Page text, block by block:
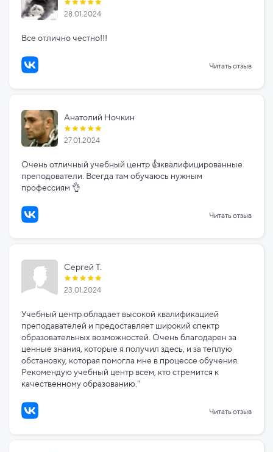
28.01.2024
Все отлично честно!!!
Читать отзыв
Анатолий Ночкин
27.01.2024
Очень отличный учебный центр 👍квалифицированные
преподователи. Всегда там обучаюсь нужным
профессиям 👌
Читать отзыв
Сергей Т.
23.01.2024
Учебный центр обладает высокой квалификацией
преподавателей и предоставляет широкий спектр
образовательных возможностей. Очень благодарен за
ценные знания, которые я получил здесь, и за теплую
обстановку, которая помогла мне в процессе обучения.
Рекомендую учебный центр всем, кто стремится к
качественному образованию."
Читать отзыв